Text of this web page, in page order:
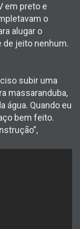
em preto e
o
alugar o
de jeito nenhum.
subir uma
massaranduba,
água. Quando eu
bem feito.